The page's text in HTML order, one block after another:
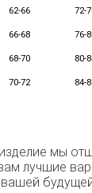
62-66 72-
66-68 76-
68-70 80-
70-72 84-
мы
лучшие
вашей